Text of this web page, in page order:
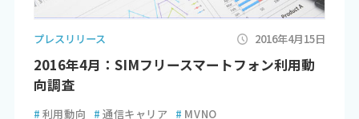
プレスリリース 2016年4月15日
2016年4月：SIMフリースマートフォン利用動
向調査
# 利用動向 # 通信キャリア # MVNO